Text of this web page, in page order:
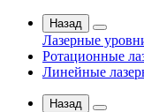
Назад
Лазерные
Ротационные
Линейные
Назад